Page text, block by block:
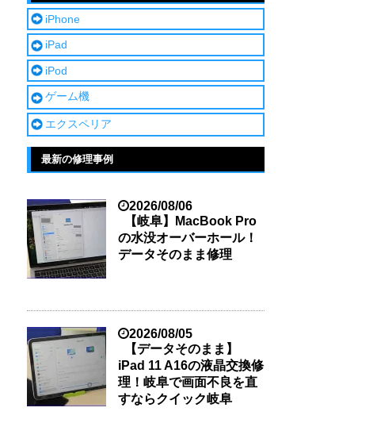
iPhone
iPad
iPod
ゲーム機
エクスペリア
最新の修理事例
2026/08/06
【岐阜】MacBook Pro
の水没オーバーホール！
データそのまま修理
2026/08/05
【データそのまま】
iPad 11 A16の液晶交換修
理！岐阜で画面不良を直
すならクイック岐阜